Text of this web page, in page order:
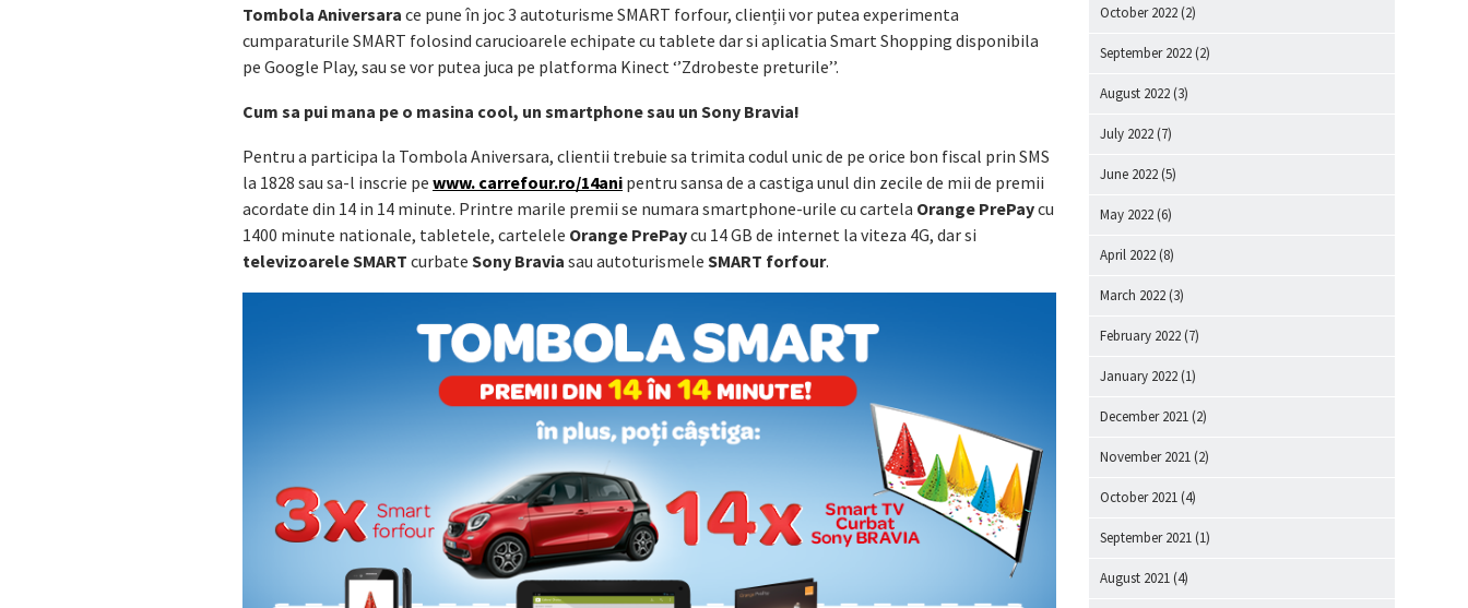
Tombola Aniversara ce pune în joc 3 autoturisme SMART forfour, clienții vor putea experimenta
cumparaturile SMART folosind carucioarele echipate cu tablete dar si aplicatia Smart Shopping disponibila
pe Google Play, sau se vor putea juca pe platforma Kinect ‘’Zdrobeste preturile’’.
Cum sa pui mana pe o masina cool, un smartphone sau un Sony Bravia!
Pentru a participa la Tombola Aniversara, clientii trebuie sa trimita codul unic de pe orice bon fiscal prin SMS
la 1828 sau sa-l inscrie pewww. carrefour.ro/14ani pentru sansa de a castiga unul din zecile de mii de premii
acordate din 14 in 14 minute. Printre marile premii se numara smartphone-urile cu cartela Orange PrePaycu
1400 minute nationale, tabletele, cartelele Orange PrePaycu 14 GB de internet la viteza 4G, dar si
televizoarele SMART curbateSony Bravia sau autoturismeleSMART forfour.
October 2022 (2)
September 2022 (2)
August 2022 (3)
July 2022 (7)
June 2022 (5)
May 2022 (6)
April 2022 (8)
March 2022 (3)
February 2022 (7)
January 2022 (1)
December 2021 (2)
November 2021 (2)
October 2021 (4)
September 2021 (1)
August 2021 (4)